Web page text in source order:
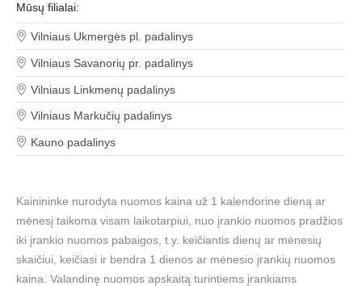
Mūsų filialai:
Vilniaus Ukmergės pl. padalinys
Vilniaus Savanorių pr. padalinys
Vilniaus Linkmenų padalinys
Vilniaus Markučių padalinys
Kauno padalinys
Kainininke nurodyta nuomos kaina už 1 kalendorine dieną ar
mėnesį taikoma visam laikotarpiui, nuo įrankio nuomos pradžios
iki įrankio nuomos pabaigos, t.y. keičiantis dienų ar mėnesių
skaičiui, keičiasi ir bendra 1 dienos ar mėnesio įrankių nuomos
kaina. Valandinę nuomos apskaitą turintiems įrankiams